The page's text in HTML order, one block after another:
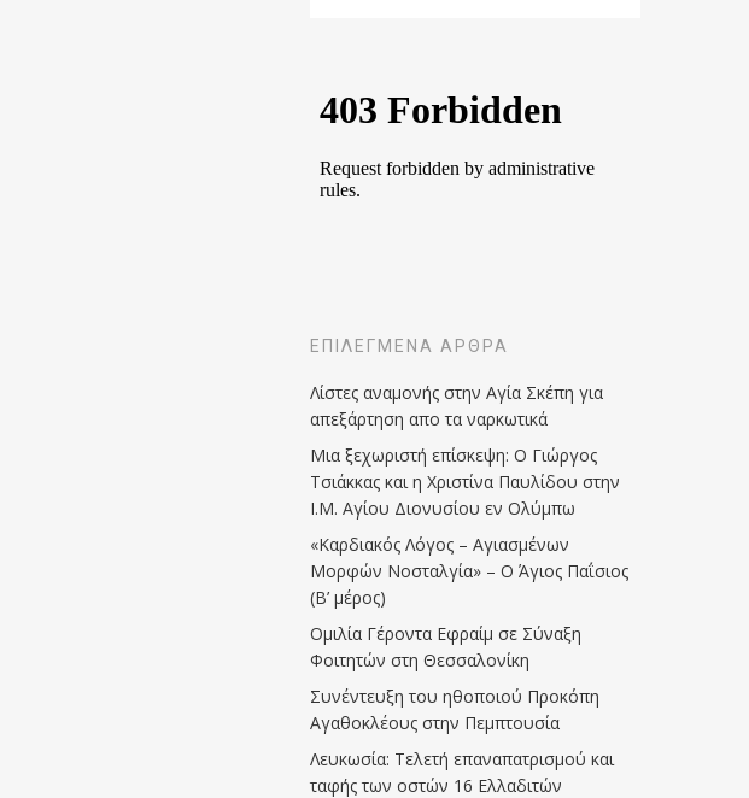
ΕΠΙΛΕΓΜΈΝΑ ΆΡΘΡΑ
Λίστες αναμονής στην Αγία Σκέπη για
απεξάρτηση απο τα ναρκωτικά
Μια ξεχωριστή επίσκεψη: Ο Γιώργος
Τσιάκκας και η Χριστίνα Παυλίδου στην
Ι.Μ. Αγίου Διονυσίου εν Ολύμπω
«Καρδιακός Λόγος – Αγιασμένων
Μορφών Νοσταλγία» – Ο Άγιος Παΐσιος
(Β’ μέρος)
Ομιλία Γέροντα Εφραίμ σε Σύναξη
Φοιτητών στη Θεσσαλονίκη
Συνέντευξη του ηθοποιού Προκόπη
Αγαθοκλέους στην Πεμπτουσία
Λευκωσία: Τελετή επαναπατρισμού και
ταφής των οστών 16 Ελλαδιτών